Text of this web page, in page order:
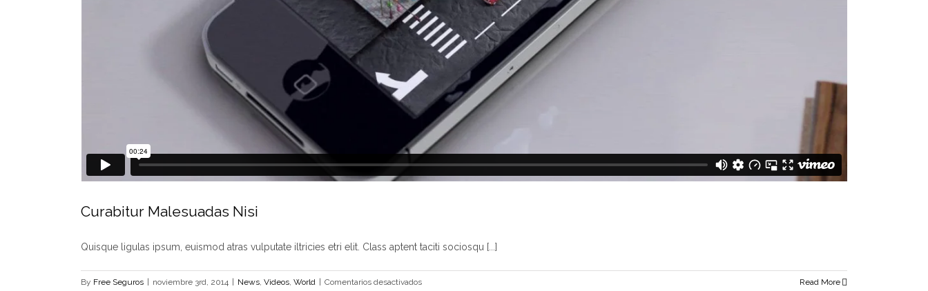
Curabitur Malesuadas Nisi
Quisque ligulas ipsum, euismod atras vulputate iltricies etri elit. Class aptent taciti sociosqu [...]
By Free Seguros | noviembre 3rd, 2014 | News Videos World | Comentarios desactivadosen Read More